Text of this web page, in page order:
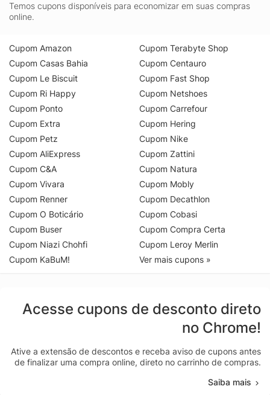
Temos cupons disponíveis para economizar em suas compras
online.
Cupom Amazon
Cupom Casas Bahia
Cupom Le Biscuit
Cupom Ri Happy
Cupom Ponto
Cupom Extra
Cupom Petz
Cupom AliExpress
Cupom C&A
Cupom Vivara
Cupom Renner
Cupom O Boticário
Cupom Buser
Cupom Niazi Chohfi
Cupom KaBuM!
Cupom Terabyte Shop
Cupom Centauro
Cupom Fast Shop
Cupom Netshoes
Cupom Carrefour
Cupom Hering
Cupom Nike
Cupom Zattini
Cupom Natura
Cupom Mobly
Cupom Decathlon
Cupom Cobasi
Cupom Compra Certa
Cupom Leroy Merlin
Ver mais cupons »
Acesse cupons de desconto direto
no Chrome!
Ative a extensão de descontos e receba aviso de cupons antes
de finalizar uma compra online, direto no carrinho de compras.
Saiba mais